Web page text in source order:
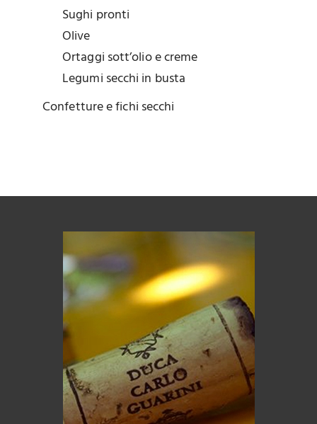
Sughi pronti
Olive
Ortaggi sott’olio e creme
Legumi secchi in busta
Confetture e fichi secchi